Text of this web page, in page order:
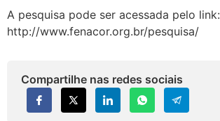
A pesquisa pode ser acessada pelo link:
http://www.fenacor.org.br/pesquisa/
Compartilhe nas redes sociais